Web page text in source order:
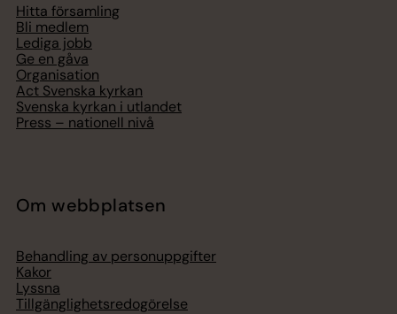
Hitta församling
Bli medlem
Lediga jobb
Ge en gåva
Organisation
Act Svenska kyrkan
Svenska kyrkan i utlandet
Press – nationell nivå
Om webbplatsen
Behandling av personuppgifter
Kakor
Lyssna
Tillgänglighetsredogörelse